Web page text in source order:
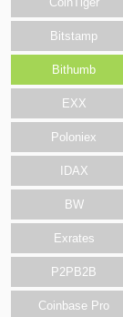
Bitstamp
Bithumb
EXX
Poloniex
IDAX
BW
Exrates
P2PB2B
Coinbase Pro